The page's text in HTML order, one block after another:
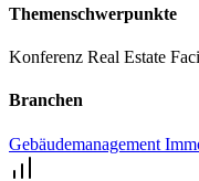
Themenschwerpunkte
Konferenz Real Estate
Branchen
Gebäudemanagement